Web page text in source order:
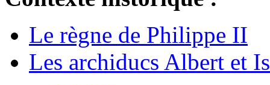
Le règne de Philippe II
Les archiducs Albert et